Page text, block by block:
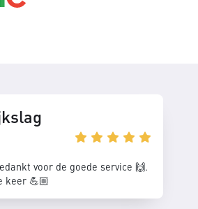
voor de goede service 🙌.
keer 💪🏼